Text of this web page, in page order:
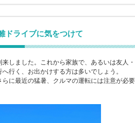
ライブに気をつけて
来しました。これから家族で、あるいは友人
行く、お出かけする方は多いでしょう。
らに最近の猛暑、クルマの運転には注意が必